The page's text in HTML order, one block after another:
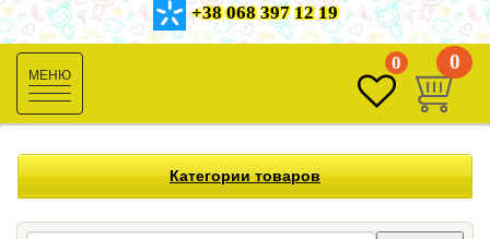
+38 068 397 12 19
Toggle
navigation
0 0
Категории товаров